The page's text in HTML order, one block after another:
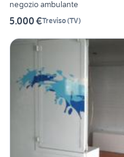
negozio ambulante
5.000 €Treviso(TV)